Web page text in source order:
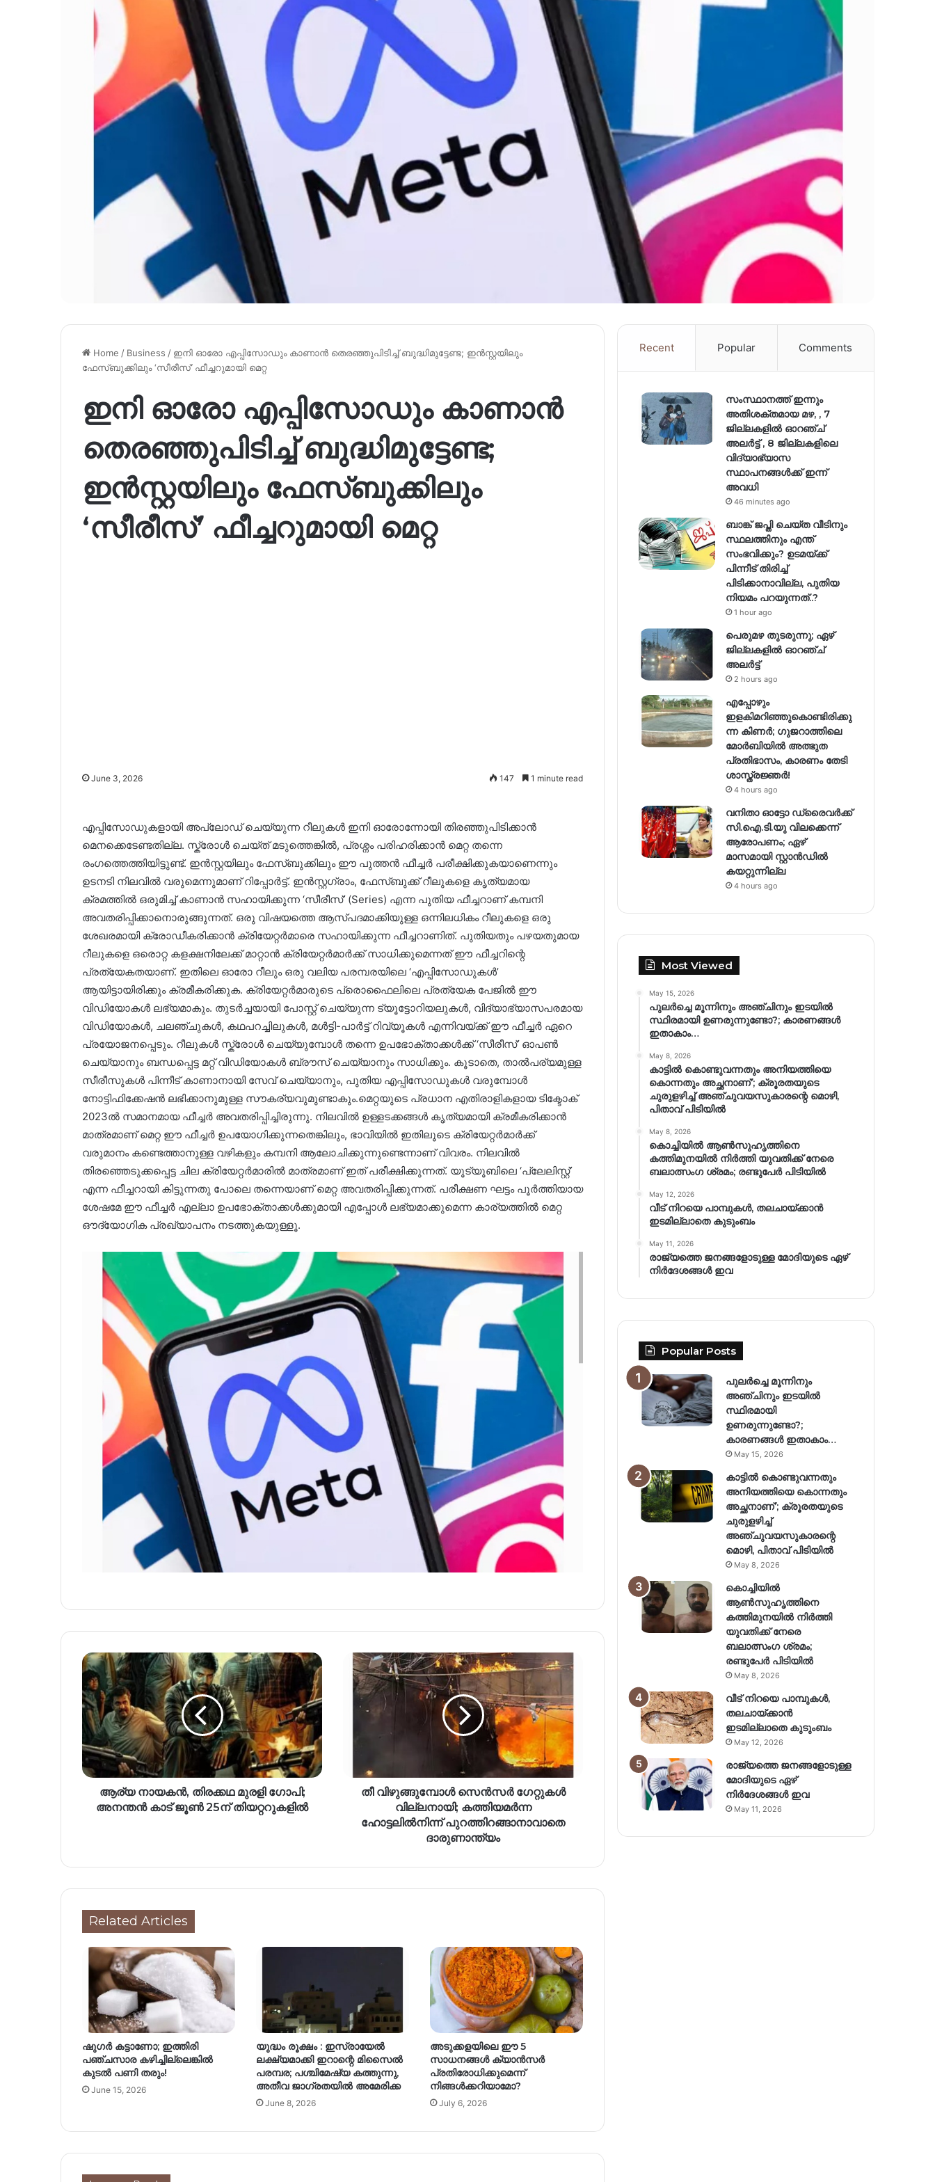
Home / Business / ഇനി ഓരോ എപ്പിസോഡും കാണാൻ തെരഞ്ഞുപിടിച്ച് ബുദ്ധിമുട്ടേണ്ട; ഇൻസ്റ്റയിലും
ഫേസ്ബുക്കിലും ‘സീരീസ്’ ഫീച്ചറുമായി മെറ്റ
ഇനി ഓരോ എപ്പിസോഡും കാണാൻ
തെരഞ്ഞുപിടിച്ച് ബുദ്ധിമുട്ടേണ്ട;
ഇൻസ്റ്റയിലും ഫേസ്ബുക്കിലും
‘സീരീസ്’ ഫീച്ചറുമായി മെറ്റ
June 3, 2026 147 1 minute read
എപ്പിസോഡുകളായി അപ്ലോഡ് ചെയ്യുന്ന റീലുകൾ ഇനി ഓരോന്നോയി തിരഞ്ഞുപിടിക്കാൻ
മെനക്കെടേണ്ടതില്ല. സ്ക്രോൾ ചെയ്ത് മടുത്തെങ്കിൽ, പ്രശ്നം പരിഹരിക്കാൻ മെറ്റ തന്നെ
രംഗത്തെത്തിയിട്ടുണ്ട്. ഇൻസ്റ്റയിലും ഫേസ്ബുക്കിലും ഈ പുത്തൻ ഫീച്ചർ പരീക്ഷിക്കുകയാണെന്നും
ഉടനടി നിലവിൽ വരുമെന്നുമാണ് റിപ്പോർട്ട്. ഇൻസ്റ്റഗ്രാം, ഫേസ്ബുക്ക് റീലുകളെ കൃത്യമായ
ക്രമത്തിൽ ഒരുമിച്ച് കാണാൻ സഹായിക്കുന്ന ‘സീരീസ്’ (Series) എന്ന പുതിയ ഫീച്ചറാണ് കമ്പനി
അവതരിപ്പിക്കാനൊരുങ്ങുന്നത്. ഒരു വിഷയത്തെ ആസ്പദമാക്കിയുള്ള ഒന്നിലധികം റീലുകളെ ഒരു
ശേഖരമായി ക്രോഡീകരിക്കാൻ ക്രിയേറ്റർമാരെ സഹായിക്കുന്ന ഫീച്ചറാണിത്. പുതിയതും പഴയതുമായ
റീലുകളെ ഒരൊറ്റ കളക്ഷനിലേക്ക് മാറ്റാൻ ക്രിയേറ്റർമാർക്ക് സാധിക്കുമെന്നത് ഈ ഫീച്ചറിന്റെ
പ്രത്യേകതയാണ്. ഇതിലെ ഓരോ റീലും ഒരു വലിയ പരമ്പരയിലെ ‘എപ്പിസോഡുകൾ’
ആയിട്ടായിരിക്കും ക്രമീകരിക്കുക. ക്രിയേറ്റർമാരുടെ പ്രൊഫൈലിലെ പ്രത്യേക പേജിൽ ഈ
വിഡിയോകൾ ലഭ്യമാകും. തുടർച്ചയായി പോസ്റ്റ് ചെയ്യുന്ന ട്യൂട്ടോറിയലുകൾ, വിദ്യാഭ്യാസപരമായ
വിഡിയോകൾ, ചലഞ്ചുകൾ, കഥപറച്ചിലുകൾ, മൾട്ടി-പാർട്ട് റിവ്യൂകൾ എന്നിവയ്ക്ക് ഈ ഫീച്ചർ ഏറെ
പ്രയോജനപ്പെടും. റീലുകൾ സ്ക്രോൾ ചെയ്യുമ്പോൾ തന്നെ ഉപഭോക്താക്കൾക്ക് ‘സീരീസ്’ ഓപൺ
ചെയ്യാനും ബന്ധപ്പെട്ട മറ്റ് വിഡിയോകൾ ബ്രൗസ് ചെയ്യാനും സാധിക്കും. കൂടാതെ, താൽപര്യമുള്ള
സീരീസുകൾ പിന്നീട് കാണാനായി സേവ് ചെയ്യാനും, പുതിയ എപ്പിസോഡുകൾ വരുമ്പോൾ
നോട്ടിഫിക്കേഷൻ ലഭിക്കാനുമുള്ള സൗകര്യവുമുണ്ടാകും.മെറ്റയുടെ പ്രധാന എതിരാളികളായ ടിക്ടോക്
2023ൽ സമാനമായ ഫീച്ചർ അവതരിപ്പിച്ചിരുന്നു. നിലവിൽ ഉള്ളടക്കങ്ങൾ കൃത്യമായി ക്രമീകരിക്കാൻ
മാത്രമാണ് മെറ്റ ഈ ഫീച്ചർ ഉപയോഗിക്കുന്നതെങ്കിലും, ഭാവിയിൽ ഇതിലൂടെ ക്രിയേറ്റർമാർക്ക്
വരുമാനം കണ്ടെത്താനുള്ള വഴികളും കമ്പനി ആലോചിക്കുന്നുണ്ടെന്നാണ് വിവരം. നിലവിൽ
തിരഞ്ഞെടുക്കപ്പെട്ട ചില ക്രിയേറ്റർമാരിൽ മാത്രമാണ് ഇത് പരീക്ഷിക്കുന്നത്. യൂട്യൂബിലെ ‘പ്ലേലിസ്റ്റ്’
എന്ന ഫീച്ചറായി കിട്ടുന്നതു പോലെ തന്നെയാണ് മെറ്റ അവതരിപ്പിക്കുന്നത്. പരീക്ഷണ ഘട്ടം പൂർത്തിയായ
ശേഷമേ ഈ ഫീച്ചർ എല്ലാ ഉപഭോക്താക്കൾക്കുമായി എപ്പോൾ ലഭ്യമാക്കുമെന്ന കാര്യത്തിൽ മെറ്റ
ഔദ്യോഗിക പ്രഖ്യാപനം നടത്തുകയുള്ളൂ.
ആര്യ നായകന്‍, തിരക്കഥ മുരളി ഗോപി;
അനന്തന്‍ കാട് ജൂണ്‍ 25ന് തിയറ്ററുകളില്‍
തീ വിഴുങ്ങുമ്പോൾ സെൻസർ ഗേറ്റുകൾ
വില്ലനായി; കത്തിയമർന്ന
ഹോട്ടലിൽനിന്ന് പുറത്തിറങ്ങാനാവാതെ
ദാരുണാന്ത്യം
Related Articles
ഷുഗർ കട്ടാണോ; ഇത്തിരി
പഞ്ചസാര കഴിച്ചില്ലെങ്കിൽ
കുടൽ പണി തരും!
June 15, 2026
യുദ്ധം രൂക്ഷം : ഇസ്രായേൽ
ലക്ഷ്യമാക്കി ഇറാന്റെ മിസൈൽ
പരമ്പര; പശ്ചിമേഷ്യ കത്തുന്നു,
അതീവ ജാഗ്രതയിൽ അമേരിക്ക
June 8, 2026
അടുക്കളയിലെ ഈ 5
സാധനങ്ങൾ ക്യാൻസർ
പ്രതിരോധിക്കുമെന്ന്
നിങ്ങൾക്കറിയാമോ?
July 6, 2026
Recent Popular Comments
സംസ്ഥാനത്ത് ഇന്നും
അതിശക്തമായ മഴ, , 7
ജില്ലകളിൽ ഓറഞ്ച്
അലർട്ട് , 8 ജില്ലകളിലെ
വിദ്യാഭ്യാസ
സ്ഥാപനങ്ങൾക്ക് ഇന്ന്
അവധി
46 minutes ago
ബാങ്ക് ജപ്തി ചെയ്ത വീടിനും
സ്ഥലത്തിനും എന്ത്
സംഭവിക്കും? ഉടമയ്ക്ക്
പിന്നീട് തിരിച്ച്
പിടിക്കാനാവില്ല, പുതിയ
നിയമം പറയുന്നത്..?
1 hour ago
പെരുമഴ തുടരുന്നു; ഏഴ്
ജില്ലകളിൽ ഓറഞ്ച്
അലർട്ട്
2 hours ago
എപ്പോഴും
ഇളകിമറിഞ്ഞുകൊണ്ടിരിക്കു
ന്ന കിണര്‍; ഗുജറാത്തിലെ
മോർബിയിൽ അത്ഭുത
പ്രതിഭാസം, കാരണം തേടി
ശാസ്ത്രജ്ഞർ!
4 hours ago
വനിതാ ഓട്ടോ ഡ്രൈവർക്ക്
സി.ഐ.ടി.യു വിലക്കെന്ന്
ആരോപണം; ഏഴ്
മാസമായി സ്റ്റാൻഡിൽ
കയറ്റുന്നില്ല
4 hours ago
Most Viewed
May 15, 2026
പുലർച്ചെ മൂന്നിനും അഞ്ചിനും ഇടയിൽ
സ്ഥിരമായി ഉണരുന്നുണ്ടോ?; കാരണങ്ങള്‍
ഇതാകാം…
May 8, 2026
കാട്ടിൽ കൊണ്ടുവന്നതും അനിയത്തിയെ
കൊന്നതും അച്ഛനാണ്’; ക്രൂരതയുടെ
ചുരുളഴിച്ച് അഞ്ചുവയസുകാരന്റെ മൊഴി,
പിതാവ് പിടിയിൽ
May 8, 2026
കൊച്ചിയിൽ ആൺസുഹൃത്തിനെ
കത്തിമുനയിൽ നിർത്തി യുവതിക്ക് നേരെ
ബലാത്സംഗ​ ശ്രമം; രണ്ടുപേർ പിടിയിൽ
May 12, 2026
വീട് നിറയെ പാമ്പുകൾ, തലചായ്ക്കാൻ
ഇടമില്ലാതെ കുടുംബം
May 11, 2026
രാജ്യത്തെ ജനങ്ങളോടുള്ള മോദിയുടെ ഏഴ്
നിര്‍ദേശങ്ങള്‍ ഇവ
Popular Posts
പുലർച്ചെ മൂന്നിനും
അഞ്ചിനും ഇടയിൽ
സ്ഥിരമായി
ഉണരുന്നുണ്ടോ?;
കാരണങ്ങള്‍ ഇതാകാം…
May 15, 2026
കാട്ടിൽ കൊണ്ടുവന്നതും
അനിയത്തിയെ കൊന്നതും
അച്ഛനാണ്’; ക്രൂരതയുടെ
ചുരുളഴിച്ച്
അഞ്ചുവയസുകാരന്റെ
മൊഴി, പിതാവ് പിടിയിൽ
May 8, 2026
കൊച്ചിയിൽ
ആൺസുഹൃത്തിനെ
കത്തിമുനയിൽ നിർത്തി
യുവതിക്ക് നേരെ
ബലാത്സംഗ​ ശ്രമം;
രണ്ടുപേർ പിടിയിൽ
May 8, 2026
വീട് നിറയെ പാമ്പുകൾ,
തലചായ്ക്കാൻ
ഇടമില്ലാതെ കുടുംബം
May 12, 2026
രാജ്യത്തെ ജനങ്ങളോടുള്ള
മോദിയുടെ ഏഴ്
നിര്‍ദേശങ്ങള്‍ ഇവ
May 11, 2026